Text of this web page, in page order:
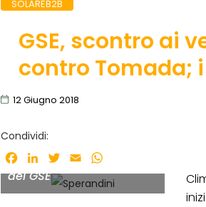
SOLAREB2B
GSE, scontro ai
contro Tomada;
12 Giugno 2018
Condividi:
Facebook
LinkedInTwitter
Email
Francesco Sperandini,
amministratore delegato
del GSE